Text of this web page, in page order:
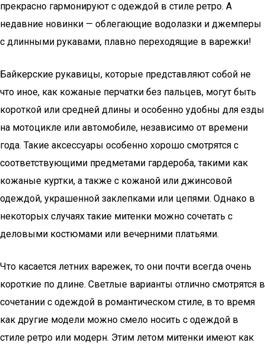
прекрасно гармонируют с одеждой в стиле ретро. А
недавние новинки — облегающие водолазки и джемперы
с длинными рукавами, плавно переходящие в варежки!
Байкерские рукавицы, которые представляют собой не
что иное, как кожаные перчатки без пальцев, могут быть
короткой или средней длины и особенно удобны для езды
на мотоцикле или автомобиле, независимо от времени
года. Такие аксессуары особенно хорошо смотрятся с
соответствующими предметами гардероба, такими как
кожаные куртки, а также с кожаной или джинсовой
одеждой, украшенной заклепками или цепями. Однако в
некоторых случаях такие митенки можно сочетать с
деловыми костюмами или вечерними платьями.
Что касается летних варежек, то они почти всегда очень
короткие по длине. Светлые варианты отлично смотрятся в
сочетании с одеждой в романтическом стиле, в то время
как другие модели можно смело носить с одеждой в
стиле ретро или модерн. Этим летом митенки имеют как